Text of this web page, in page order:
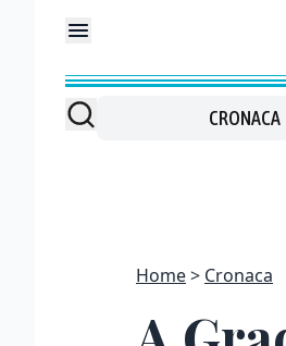
CRONACA
Home Cronaca